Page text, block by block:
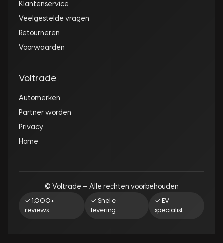
Klantenservice
Veelgestelde vragen
Retourneren
Voorwaarden
Voltrade
Automerken
Partner worden
Privacy
Home
© Voltrade — Alle rechten voorbehouden
✓ 1.000+
reviews
✓ Snelle
levering
✓ EV
specialist